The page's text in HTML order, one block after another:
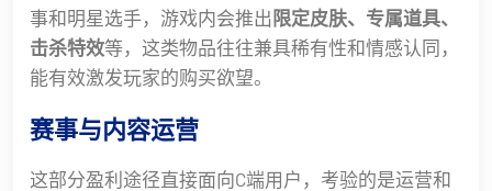
事和明星选手，游戏内会推出限定皮肤、专属道具、
击杀特效等，这类物品往往兼具稀有性和情感认同，
能有效激发玩家的购买欲望。
赛事与内容运营
这部分盈利途径直接面向C端用户，考验的是运营和